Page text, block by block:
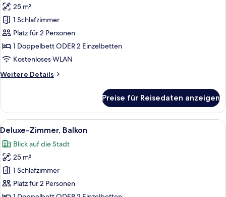
Superior-
Zimmer
anzeigen
25 m²
1 Schlafzimmer
Platz für 2 Personen
1 Doppelbett ODER 2 Einzelbetten
Kostenloses WLAN
Weitere Details
Weitere
Zimmer
Preise für Reisedaten anzeigen
Alle
Fotos
für
Deluxe-
Zimmer,
Balkon
anzeigen
Ein Hotelzimmer mit einem Bett,
10
Deluxe-Zimmer, Balkon
Blick auf die Stadt
25 m²
1 Schlafzimmer
Platz für 2 Personen